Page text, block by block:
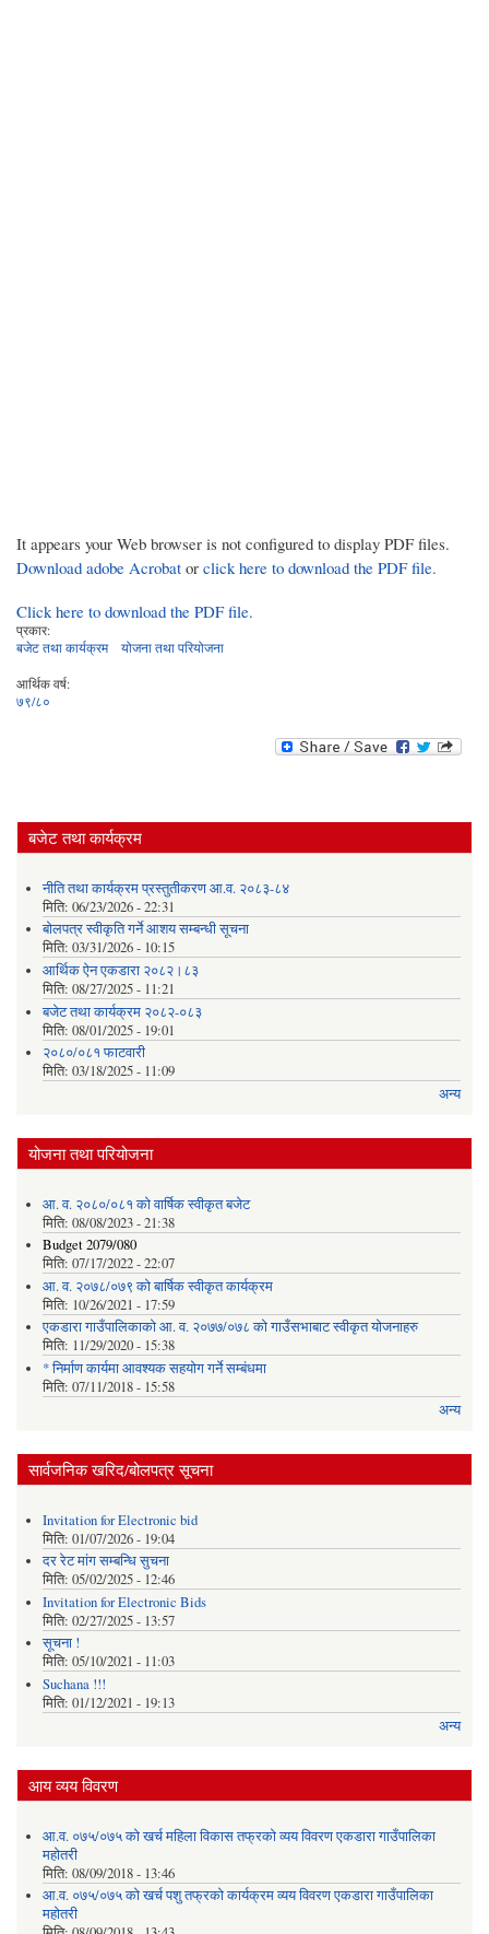
It appears your Web browser is not configured to display PDF files.
Download adobe Acrobat or click here to download the PDF file.
Click here to download the PDF file.
प्रकार:
बजेट तथा कार्यक्रम
योजना तथा परियोजना
आर्थिक वर्ष:
७९/८०
बजेट तथा कार्यक्रम
नीति तथा कार्यक्रम प्रस्तुतीकरण आ.व. २०८३-८४
मिति: 06/23/2026 - 22:31
बोलपत्र स्वीकृति गर्ने आशय सम्बन्धी सूचना
मिति: 03/31/2026 - 10:15
आर्थिक ऐन एकडारा २०८२।८३
मिति: 08/27/2025 - 11:21
बजेट तथा कार्यक्रम २०८२-०८३
मिति: 08/01/2025 - 19:01
२०८०/०८१ फाटवारी
मिति: 03/18/2025 - 11:09
अन्य
योजना तथा परियोजना
आ. व. २०८०/०८१ को वार्षिक स्वीकृत बजेट
मिति: 08/08/2023 - 21:38
Budget 2079/080
मिति: 07/17/2022 - 22:07
आ. व. २०७८/०७९ को बार्षिक स्वीकृत कार्यक्रम
मिति: 10/26/2021 - 17:59
एकडारा गाउँपालिकाको आ. व. २०७७/०७८ को गाउँसभाबाट स्वीकृत योजनाहरु
मिति: 11/29/2020 - 15:38
* निर्माण कार्यमा आवश्यक सहयोग गर्ने सम्बंधमा
मिति: 07/11/2018 - 15:58
अन्य
सार्वजनिक खरिद/बोलपत्र सूचना
Invitation for Electronic bid
मिति: 01/07/2026 - 19:04
दर रेट मांग सम्बन्धि सुचना
मिति: 05/02/2025 - 12:46
Invitation for Electronic Bids
मिति: 02/27/2025 - 13:57
सूचना !
मिति: 05/10/2021 - 11:03
Suchana !!!
मिति: 01/12/2021 - 19:13
अन्य
आय व्यय विवरण
आ.व. ०७५/०७५ को खर्च महिला विकास तफ्रको व्यय विवरण एकडारा गाउँपालिका
महोतरी
मिति: 08/09/2018 - 13:46
आ.व. ०७५/०७५ को खर्च पशु तफ्रको कार्यक्रम व्यय विवरण एकडारा गाउँपालिका
महोतरी